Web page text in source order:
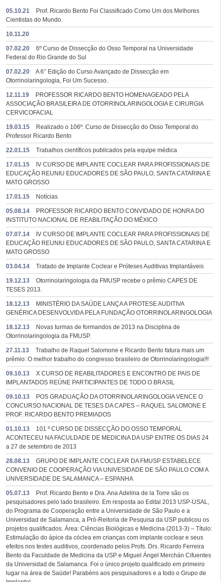
05.10.21
Prof. Ricardo Bento Foi Classificado Como Um dos Melhores
Cientistas do Mundo.
10.11.20
07.02.20
6º Curso de Dissecção do Osso Temporal na Universidade
Federal do Rio Grande do Sul
07.02.20
A 6° Edição do Curso Avançado de Dissecção em
Otorrinolaringologia, Foi Um Sucesso.
12.11.19
PROFESSOR RICARDO BENTO HOMENAGEADO PELA
ASSOCIAÇÃO BRASILEIRA DE OTORRINOLARINGOLOGIA E CIRURGIA
CERVICOFACIAL
19.03.15
Realizado o 106º. Curso de Dissecção do Osso Temporal do
Professor Ricardo Bento
22.01.15 Trabalhos científicos publicados pela equipe médica
17.01.15
IV CURSO DE IMPLANTE COCLEAR PARA PROFISSIONAIS DE
EDUCAÇÃO REUNIU EDUCADORES DE SÃO PAULO, SANTA CATARINA E
MATO GROSSO
17.01.15 Notícias
05.08.14
PROFESSOR RICARDO BENTO CONVIDADO DE HONRA DO
INSTITUTO NACIONAL DE REABILITAÇÃO DO MÉXICO
07.07.14
IV CURSO DE IMPLANTE COCLEAR PARA PROFISSIONAIS DE
EDUCAÇÃO REUNIU EDUCADORES DE SÃO PAULO, SANTA CATARINA E
MATO GROSSO
03.04.14 Tratado de Implante Coclear e Próteses Auditivas Implantáveis
19.12.13
Otorrinolaringologia da FMUSP recebe o prêmio CAPES DE
TESES 2013.
18.12.13
MINISTÉRIO DA SAÚDE LANÇA A PROTESE AUDITIVA
GENÉRICA DESENVOLVIDA PELA FUNDAÇÃO OTORRINOLARINGOLOGIA
18.12.13
Novas turmas de formandos de 2013 na Disciplina de
Otorrinolaringologia da FMUSP.
27.11.13
Trabalho de Raquel Salomone e Ricardo Bento fatura mais um
prêmio: O melhor trabalho do congresso brasileiro de Otorrinolaringologia!!!
09.10.13
X CURSO DE REABILITADORES E ENCONTRO DE PAIS DE
IMPLANTADOS REÚNE PARTICIPANTES DE TODO O BRASIL
09.10.13
POS GRADUAÇÃO DA OTORRINOLARINGOLOGIA VENCE O
CONCURSO NACIONAL DE TESES DA CAPES – RAQUEL SALOMONE E
PROF. RICARDO BENTO PREMIADOS
01.10.13
101 º CURSO DE DISSECÇÃO DO OSSO TEMPORAL
ACONTECEU NA FACULDADE DE MEDICINA DA USP ENTRE OS DIAS 24
a 27 de setembro de 2013
28.08.13
GRUPO DE IMPLANTE COCLEAR DA FMUSP ESTABELECE
CONVENIO DE COOPERAÇÃO VIA UNIVESIDADE DE SÃO PAULO COM A
UNIVERSIDADE DE SALAMANCA – ESPANHA
05.07.13
Prof. Ricardo Bento e Dra. Ana Adelina de la Torre são os
pesquisadores pelo lado brasileiro. Em resposta ao Edital 2013 USP-USAL,
do Programa de Cooperação entre a Universidade de São Paulo e a
Universidad de Salamanca, a Pró-Reitoria de Pesquisa da USP publicou os
projetos qualificados. Área: Ciências Biológicas e Medicina (2013-3) – Título:
Estimulação do ápice da cóclea em crianças com implante coclear e seus
efeitos nos testes auditivos, coordenado pelos Profs. Drs. Ricardo Ferreira
Bento da Faculdade de Medicina da USP e Miguel Ángel Merchán Cifuentes
da Universidad de Salamanca. Foi o único projeto qualificado em primeiro
lugar na área de Saúde! Parabéns aos pesquisadores e a todo o Grupo de